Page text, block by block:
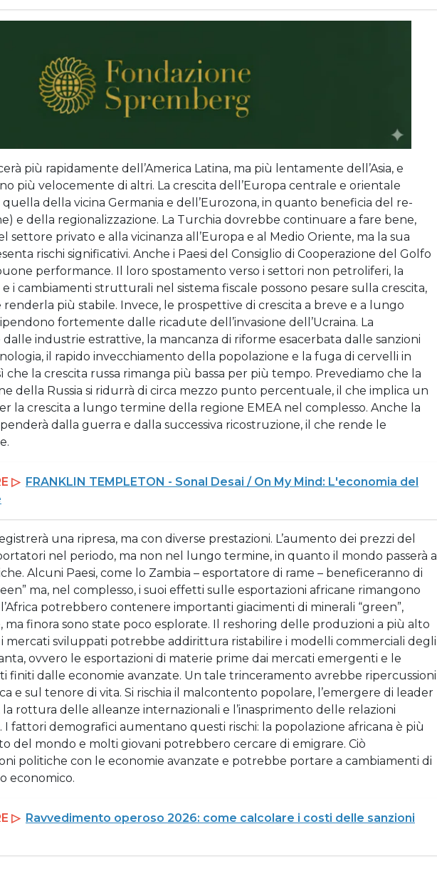
più rapidamente dell’America Latina, ma più lentamente dell’Asia, e
più velocemente di altri. La crescita dell’Europa centrale e orientale
della vicina Germania e dell’Eurozona, in quanto beneficia del re-
e della regionalizzazione. La Turchia dovrebbe continuare a fare bene,
settore privato e alla vicinanza all’Europa e al Medio Oriente, ma la sua
rischi significativi. Anche i Paesi del Consiglio di Cooperazione del Golfo
performance. Il loro spostamento verso i settori non petroliferi, la
i cambiamenti strutturali nel sistema fiscale possono pesare sulla crescita,
più stabile. Invece, le prospettive di crescita a breve e a lungo
fortemente dalle ricadute dell’invasione dell’Ucraina. La
industrie estrattive, la mancanza di riforme esacerbata dalle sanzioni
il rapido invecchiamento della popolazione e la fuga di cervelli in
la crescita russa rimanga più bassa per più tempo. Prevediamo che la
della Russia si ridurrà di circa mezzo punto percentuale, il che implica un
la crescita a lungo termine della regione EMEA nel complesso. Anche la
dalla guerra e dalla successiva ricostruzione, il che rende le
▷ FRANKLIN TEMPLETON - Sonal Desai / On My Mind: L'economia del
una ripresa, ma con diverse prestazioni. L’aumento dei prezzi del
nel periodo, ma non nel lungo termine, in quanto il mondo passerà a
Alcuni Paesi, come lo Zambia – esportatore di rame – beneficeranno di
ma, nel complesso, i suoi effetti sulle esportazioni africane rimangono
potrebbero contenere importanti giacimenti di minerali “green”,
ma finora sono state poco esplorate. Il reshoring delle produzioni a più alto
mercati sviluppati potrebbe addirittura ristabilire i modelli commerciali degli
ovvero le esportazioni di materie prime dai mercati emergenti e le
finiti dalle economie avanzate. Un tale trinceramento avrebbe ripercussioni
e sul tenore di vita. Si rischia il malcontento popolare, l’emergere di leader
la rottura delle alleanze internazionali e l’inasprimento delle relazioni
I fattori demografici aumentano questi rischi: la popolazione africana è più
del mondo e molti giovani potrebbero cercare di emigrare. Ciò
politiche con le economie avanzate e potrebbe portare a cambiamenti di
economico.
▷ Ravvedimento operoso 2026: come calcolare i costi delle sanzioni